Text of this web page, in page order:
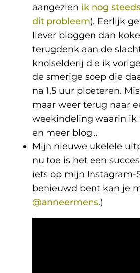
aangezien ik nog
dit probleem). Eerlijk
liever bloggen dan
terugdenk aan de
knolselderij die ik
de smerige soep die
na 1,5 uur ploeteren.
maar weer terug naar
weekindeling waarin ik
en meer blog…
Mijn nieuwe ukelele
nu toe is het een
iets op mijn Instagram-
benieuwd bent kan je
@anneermens.)